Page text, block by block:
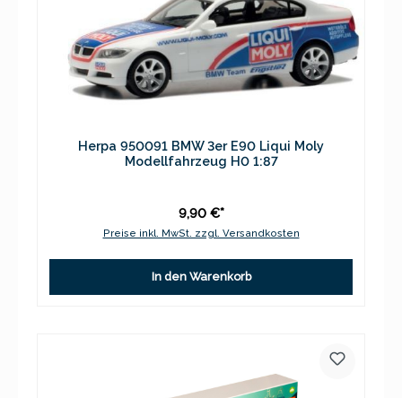
Herpa 950091 BMW 3er E90 Liqui Moly
Modellfahrzeug H0 1:87
9,90 €*
Preise inkl. MwSt. zzgl. Versandkosten
In den Warenkorb